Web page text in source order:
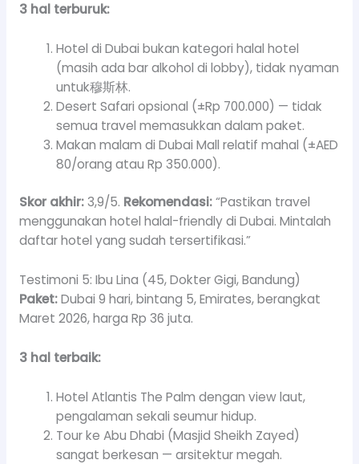
3 hal terburuk:
Hotel di Dubai bukan kategori halal hotel
(masih ada bar alkohol di lobby), tidak nyaman
untuk穆斯林.
Desert Safari opsional (±Rp 700.000) — tidak
semua travel memasukkan dalam paket.
Makan malam di Dubai Mall relatif mahal (±AED
80/orang atau Rp 350.000).
Skor akhir:3,9/5. Rekomendasi:“Pastikan travel
menggunakan hotel halal-friendly di Dubai. Mintalah
daftar hotel yang sudah tersertifikasi.”
Testimoni 5: Ibu Lina (45, Dokter Gigi, Bandung)
Paket:Dubai 9 hari, bintang 5, Emirates, berangkat
Maret 2026, harga Rp 36 juta.
3 hal terbaik:
Hotel Atlantis The Palm dengan view laut,
pengalaman sekali seumur hidup.
Tour ke Abu Dhabi (Masjid Sheikh Zayed)
sangat berkesan — arsitektur megah.